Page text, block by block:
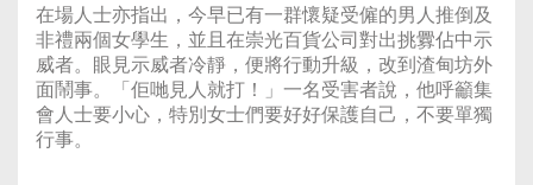
在場人士亦指出，今早已有一群懷疑受僱的男人推倒及
非禮兩個女學生，並且在崇光百貨公司對出挑釁佔中示
威者。眼見示威者冷靜，便將行動升級，改到渣甸坊外
面鬧事。「佢哋見人就打！」一名受害者說，他呼籲集
會人士要小心，特別女士們要好好保護自己，不要單獨
行事。